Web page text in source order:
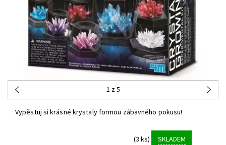
1 z 5
Vypěstuj si krásné krystaly formou zábavného pokusu!
(3 ks)
SKLADEM